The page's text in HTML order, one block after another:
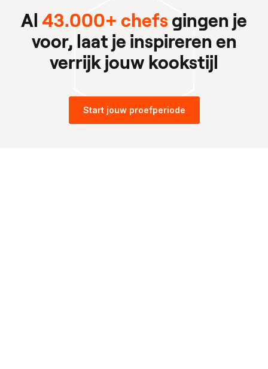
Al 43.000+ chefs gingen je
voor, laat je inspireren en
verrijk jouw kookstijl
Start jouw proefperiode